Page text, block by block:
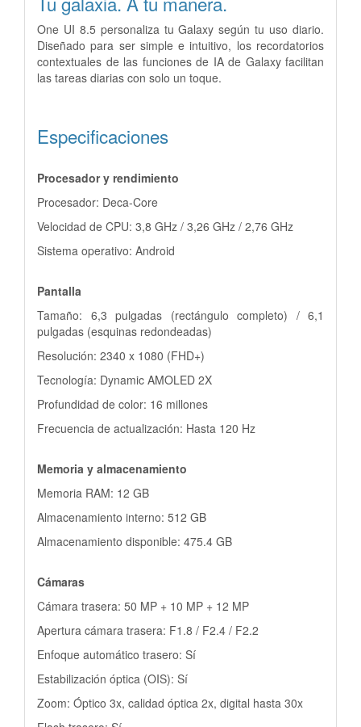
One UI 8.5 personaliza tu Galaxy según tu uso diario.
Diseñado para ser simple e intuitivo, los recordatorios
contextuales de las funciones de IA de Galaxy facilitan
las tareas diarias con solo un toque.
Especificaciones
Procesador y rendimiento
Procesador: Deca-Core
Velocidad de CPU: 3,8 GHz / 3,26 GHz / 2,76 GHz
Sistema operativo: Android
Pantalla
Tamaño: 6,3 pulgadas (rectángulo completo) / 6,1
pulgadas (esquinas redondeadas)
Resolución: 2340 x 1080 (FHD+)
Tecnología: Dynamic AMOLED 2X
Profundidad de color: 16 millones
Frecuencia de actualización: Hasta 120 Hz
Memoria y almacenamiento
Memoria RAM: 12 GB
Almacenamiento interno: 512 GB
Almacenamiento disponible: 475.4 GB
Cámaras
Cámara trasera: 50 MP + 10 MP + 12 MP
Apertura cámara trasera: F1.8 / F2.4 / F2.2
Enfoque automático trasero: Sí
Estabilización óptica (OIS): Sí
Zoom: Óptico 3x, calidad óptica 2x, digital hasta 30x